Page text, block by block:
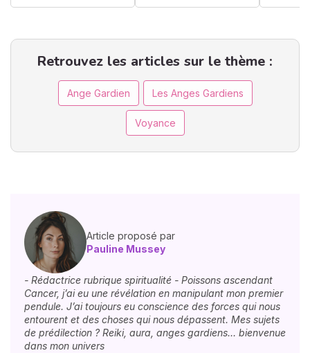
Retrouvez les articles sur le thème :
Ange Gardien Les Anges Gardiens
Voyance
Article proposé par
Pauline Mussey
- Rédactrice rubrique spiritualité - Poissons ascendant
Cancer, j’ai eu une révélation en manipulant mon premier
pendule. J’ai toujours eu conscience des forces qui nous
entourent et des choses qui nous dépassent. Mes sujets
de prédilection ? Reiki, aura, anges gardiens… bienvenue
dans mon univers